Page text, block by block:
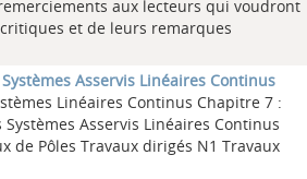
aux lecteurs qui voudront
et de leurs remarques
Systèmes Asservis Linéaires Continus
Linéaires Continus Chapitre 7 :
Asservis Linéaires Continus
de Pôles Travaux dirigés N1 Travaux